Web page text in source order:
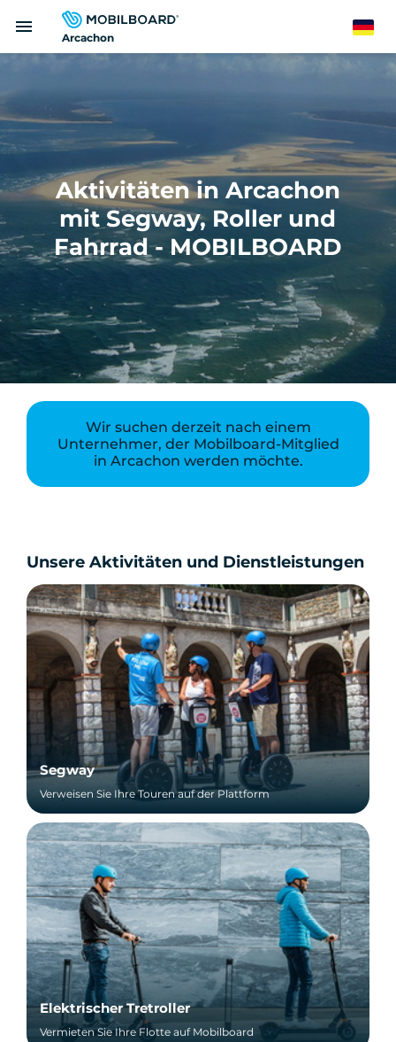
zum
Arcachon
menu German
Aktivitäten in Arcachon
mit Segway, Roller und
Fahrrad - MOBILBOARD
Wir suchen derzeit nach einem
Unternehmer, der Mobilboard-Mitglied
in Arcachon werden möchte.
Unsere Aktivitäten und Dienstleistungen
Segway
Verweisen Sie Ihre Touren auf der Plattform
Elektrischer Tretroller
Vermieten Sie Ihre Flotte auf Mobilboard